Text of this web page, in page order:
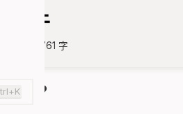
关于
761 字
我？